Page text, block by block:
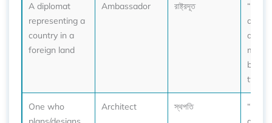
A diplomat
representing a
country in a
foreign land
Ambassador রাষ্ট্রদূত
“The
two
One who
Architect স্থপতি